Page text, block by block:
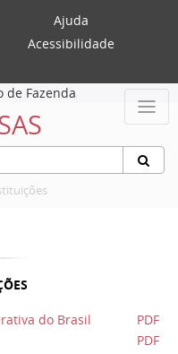
Ajuda
Acessibilidade
de Fazenda
do Brasil
PDF
PDF